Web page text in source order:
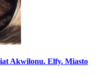
Akwilonu. Elfy. Miasto